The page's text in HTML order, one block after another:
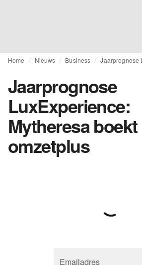
Home Nieuws Business
Jaarprognose
LuxExperience:
Mytheresa boekt
omzetplus
Emailadres